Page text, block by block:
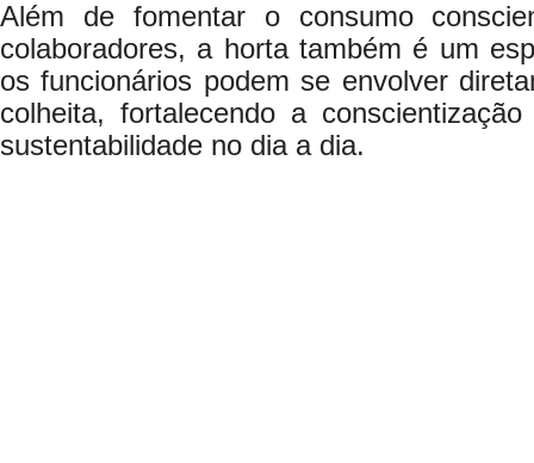
Além de fomentar o consumo
colaboradores, a horta também é um
os funcionários podem se envolver
colheita, fortalecendo a
sustentabilidade no dia a dia.